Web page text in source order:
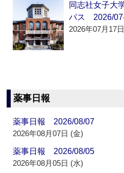
同志社女子大
パス 2026/
2026年07月17
薬事日報
薬事日報 2026/08/07
2026年08月07日 (金)
薬事日報 2026/08/05
2026年08月05日 (水)